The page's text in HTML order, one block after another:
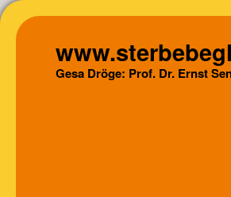
Gesa Dröge: Prof. Dr. Ernst